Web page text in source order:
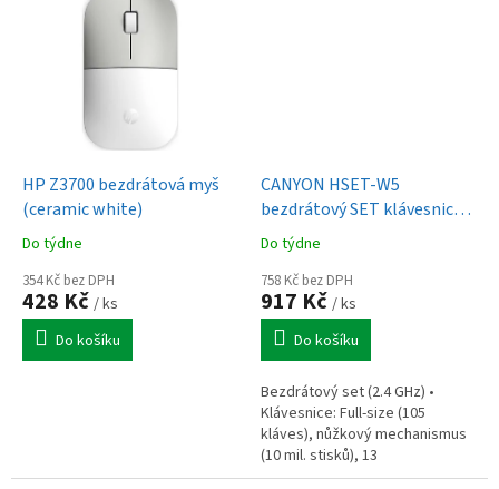
HP Z3700 bezdrátová myš
(ceramic white)
Do týdne
354 Kč bez DPH
428 Kč / ks
Do košíku
CANYON HSET-W5
bezdrátový SET klávesnice +
optická myš
Do týdne
758 Kč bez DPH
917 Kč / ks
Do košíku
Bezdrátový set (2.4 GHz) •
Klávesnice: Full-size (105
kláves), nůžkový mechanismus
(10 mil. stisků), 13
multimediálních kláves, 1x AAA